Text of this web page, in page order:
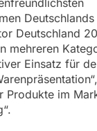
Deutschland
mehreren
Einsatz für
Produkte im